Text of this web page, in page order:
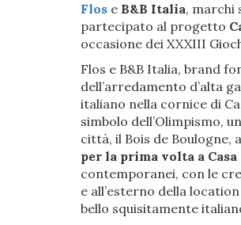
Flos e B&B Italia, marchi
partecipato al progetto
occasione dei XXXIII
Flos e B&B Italia, brand
dell’arredamento d’alta
italiano nella cornice di
simbolo dell’Olimpismo,
città, il Bois de Boulogne,
per la prima volta a
contemporanei, con le
e all’esterno della
bello squisitamente